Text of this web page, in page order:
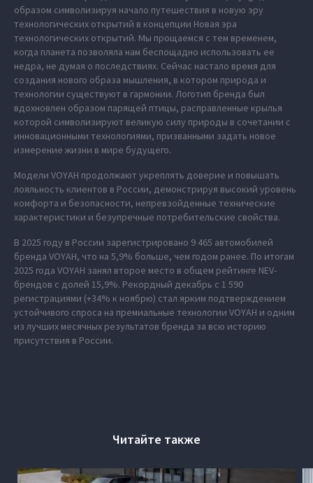
образом символизируя начало путешествия в новую эру
технологических открытий в концепции Новая эра
технологических открытий. Мы прощаемся с тем временем,
когда планета позволяла нам беспощадно использовать ее
недра, не думая о последствиях. Сейчас настало время для
создания нового образа мышления, в котором природа и
технологии существуют в гармонии. Логотип бренда был
вдохновлен образом парящей птицы, расправленные крылья
которой символизируют великую силу природы в сочетании с
инновационными технологиями, призванными задать новое
измерение жизни в мире будущего.
Модели VOYAH продолжают укреплять доверие и повышать
лояльность клиентов в России, демонстрируя высокий уровень
комфорта и безопасности, непревзойденные технические
характеристики и безупречные потребительские свойства.
В 2025 году в России зарегистрировано 9 465 автомобилей
бренда VOYAH, что на 5,9% больше, чем годом ранее. По итогам
2025 года VOYAH занял второе место в общем рейтинге NEV-
брендов с долей 15,9%. Рекордный декабрь с 1 590
регистрациями (+34% к ноябрю) стал ярким подтверждением
устойчивого спроса на премиальные технологии VOYAH и одним
из лучших месячных результатов бренда за всю историю
присутствия в России.
Читайте также